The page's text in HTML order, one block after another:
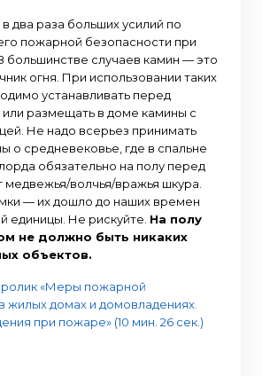
два раза больших усилий по
пожарной безопасности при
большинстве случаев камин — это
огня. При использовании таких
устанавливать перед
размещать в доме камины с
Не надо всерьез принимать
о средневековье, где в спальне
обязательно на полу перед
волчья/вражья шкура.
— их дошло до наших времен
единицы. Не рискуйте. На полу
не должно быть никаких
объектов.
«Меры пожарной
жилых домах и домовладениях.
при пожаре» (10 мин. 26 сек.)